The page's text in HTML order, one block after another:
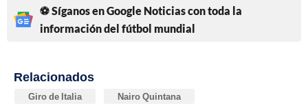
⚽ Síganos en Google Noticias con toda la
información del fútbol mundial
Relacionados
Giro de Italia Nairo Quintana